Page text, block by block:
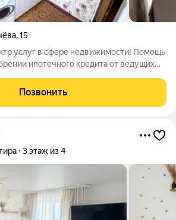
,15
услуг в сфере недвижимости! Помощь
ипотечного кредита от ведущих
находится на 4-м этаже 5-этажного
Позвонить
3 этаж из 4